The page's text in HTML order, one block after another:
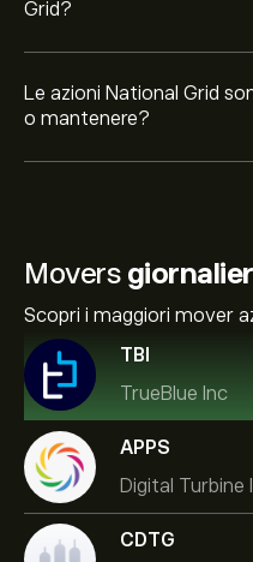
Grid?
Le azioni National Grid
o mantenere?
Movers
Scopri i maggiori mover
TBI
TrueBlue Inc
APPS
Digital Turbine
CDTG